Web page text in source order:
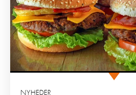
NYHEDER